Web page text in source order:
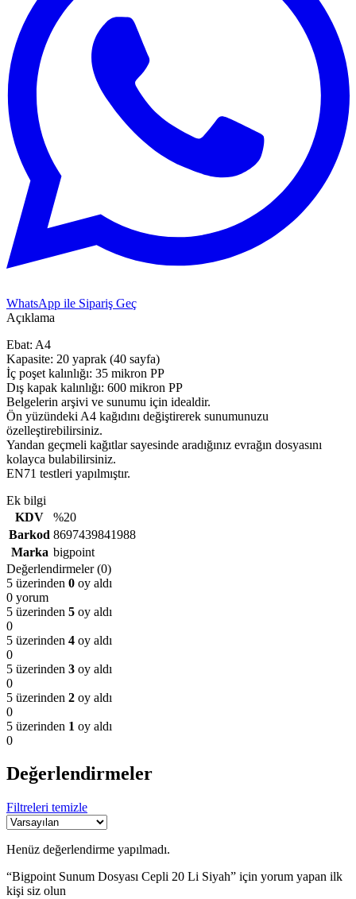
WhatsApp ile Sipariş Geç
Açıklama
Ebat: A4
Kapasite: 20 yaprak (40 sayfa)
İç poşet kalınlığı: 35 mikron PP
Dış kapak kalınlığı: 600 mikron PP
Belgelerin arşivi ve sunumu için idealdir.
Ön yüzündeki A4 kağıdını değiştirerek sunumunuzu
özelleştirebilirsiniz.
Yandan geçmeli kağıtlar sayesinde aradığınız evrağın dosyasını
kolayca bulabilirsiniz.
EN71 testleri yapılmıştır.
Ek bilgi
KDV
%20
Barkod 8697439841988
Marka bigpoint
Değerlendirmeler (0)
5 üzerinden 0 oy aldı
0 yorum
5 üzerinden 5 oy aldı
0
5 üzerinden 4 oy aldı
0
5 üzerinden 3 oy aldı
0
5 üzerinden 2 oy aldı
0
5 üzerinden 1 oy aldı
0
Değerlendirmeler
Filtreleri temizle
Henüz değerlendirme yapılmadı.
“Bigpoint Sunum Dosyası Cepli 20 Li Siyah” için yorum yapan ilk
kişi siz olun